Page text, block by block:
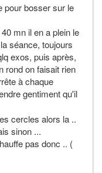
pour bosser sur le
mn il en a plein le
séance, toujours
exos, puis après,
rond on faisait rien
à chaque
gentiment qu'il
cercles alors la ..
sinon ...
pas donc .. (